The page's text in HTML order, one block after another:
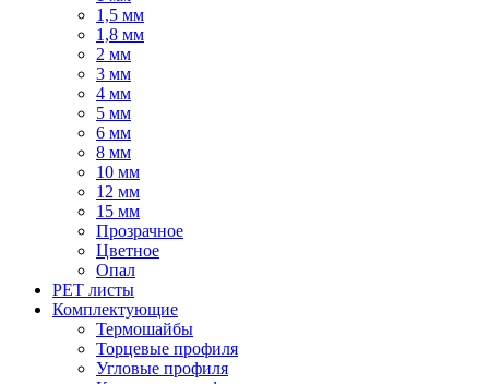
1,5 мм
1,8 мм
2 мм
3 мм
4 мм
5 мм
6 мм
8 мм
10 мм
12 мм
15 мм
Прозрачное
Цветное
Опал
PET листы
Комплектующие
Термошайбы
Торцевые профиля
Угловые профиля